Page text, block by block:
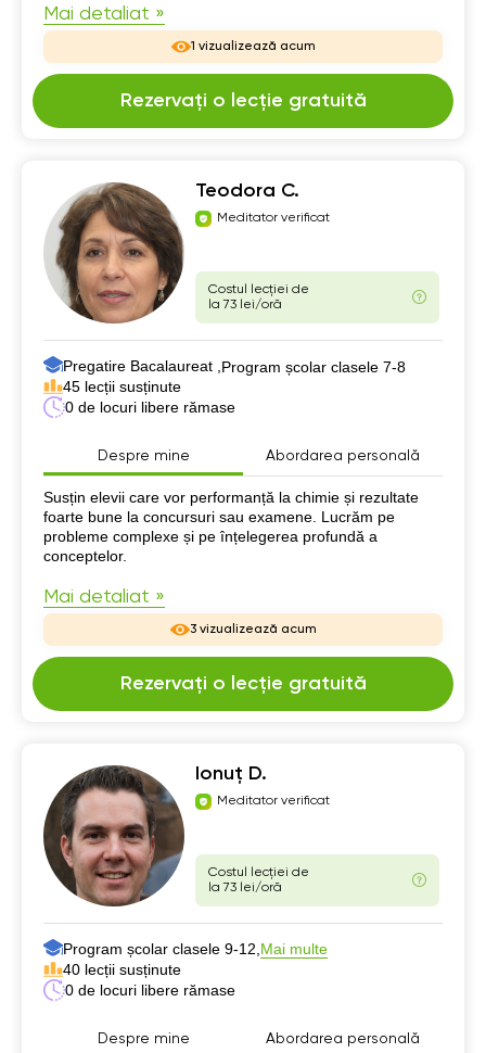
Mai detaliat »
1 vizualizează acum
Rezervați o lecție gratuită
Teodora C.
Meditator verificat
Costul lecției de
la 73 lei/oră
Pregatire Bacalaureat , Program școlar clasele 7-8
45 lecții susținute
0 de locuri libere rămase
Despre mine Abordarea personală
Despre mine
Susțin elevii care vor performanță la chimie și rezultate
foarte bune la concursuri sau examene. Lucrăm pe
probleme complexe și pe înțelegerea profundă a
conceptelor.
Mai detaliat »
3 vizualizează acum
Rezervați o lecție gratuită
Ionuț D.
Meditator verificat
Costul lecției de
la 73 lei/oră
Program școlar clasele 9-12, Mai multe
40 lecții susținute
0 de locuri libere rămase
Despre mine Abordarea personală